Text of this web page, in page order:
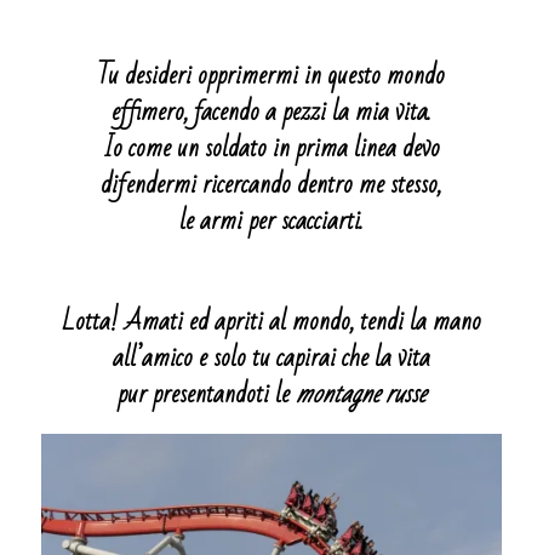
Tu desideri opprimermi in questo mondo
effimero, facendo a pezzi la mia vita.
Io come un soldato in prima linea devo
difendermi ricercando dentro me stesso,
le armi per scacciarti.
Lotta! Amati ed apriti al mondo, tendi la mano
all’amico e solo tu capirai che la vita
pur presentandoti lemontagne russe